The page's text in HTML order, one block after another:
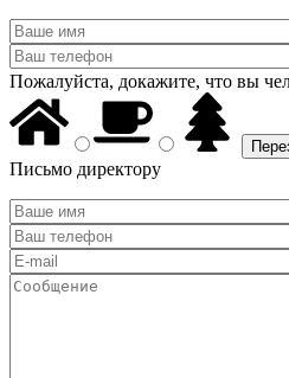
Пожалуйста, докажите, что вы
Письмо директору